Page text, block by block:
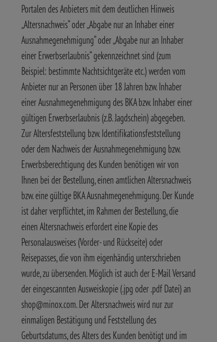
Portalen des Anbieters mit dem deutlichen Hinweis
„Altersnachweis“ oder „Abgabe nur an Inhaber einer
Ausnahmegenehmigung“ oder „Abgabe nur an Inhaber
einer Erwerbserlaubnis“ gekennzeichnet sind (zum
Beispiel: bestimmte Nachtsichtgeräte etc.) werden vom
Anbieter nur an Personen über 18 Jahren bzw. Inhaber
einer Ausnahmegenehmigung des BKA bzw. Inhaber einer
gültigen Erwerbserlaubnis (z.B. Jagdschein) abgegeben.
Zur Altersfeststellung bzw. Identifikationsfeststellung
oder dem Nachweis der Ausnahmegenehmigung bzw.
Erwerbsberechtigung des Kunden benötigen wir von
Ihnen bei der Bestellung, einen amtlichen Altersnachweis
bzw. eine gültige BKA Ausnahmegenehmigung. Der Kunde
ist daher verpflichtet, im Rahmen der Bestellung, die
einen Altersnachweis erfordert eine Kopie des
Personalausweises (Vorder- und Rückseite) oder
Reisepasses, die von ihm eigenhändig unterschrieben
wurde, zu übersenden. Möglich ist auch der E-Mail Versand
der eingescannten Ausweiskopie (.jpg oder .pdf Datei) an
shop@minox.com. Der Altersnachweis wird nur zur
einmaligen Bestätigung und Feststellung des
Geburtsdatums, des Alters des Kunden benötigt und im